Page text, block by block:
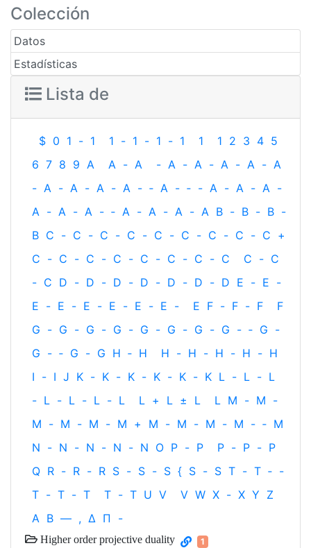
Colección
Datos
Estadísticas
Lista de
$ 0 1 - 1 1 - 1 - 1 - 1 1 1 2 3 4 5
6 7 8 9 A A - A - A - A - A - A - A
- A - A - A - A - ‐ A - ‐ - A - A - A -
A - A - A - ‐ A - A - A - A B - B - B -
B C - C - C - C - C - C - C - C - C +
C - C - C - C - C - C - C - C C - C
- C D - D - D - D - D - D - D E - E -
E - E - E - E - E - E - E F - F - F
F
G - G - G - G - G - G - G - G - ‐ G -
G - ‐ G - G H ‐ H H - H - H - H - H
I - I J K - K - K - K - K - K L - L - L
- L - L - L - L L + L ± L L M - M -
M - M - M - M + M - M - M - M - ‐ M
N - N - N - N - N O P - P P - P - P
Q R - R - R S - S - S { S - S T - T ‐ -
T - T - T T - T U V V W X - X Y Z
Α Β — , Δ Π -
Higher order projective duality 1